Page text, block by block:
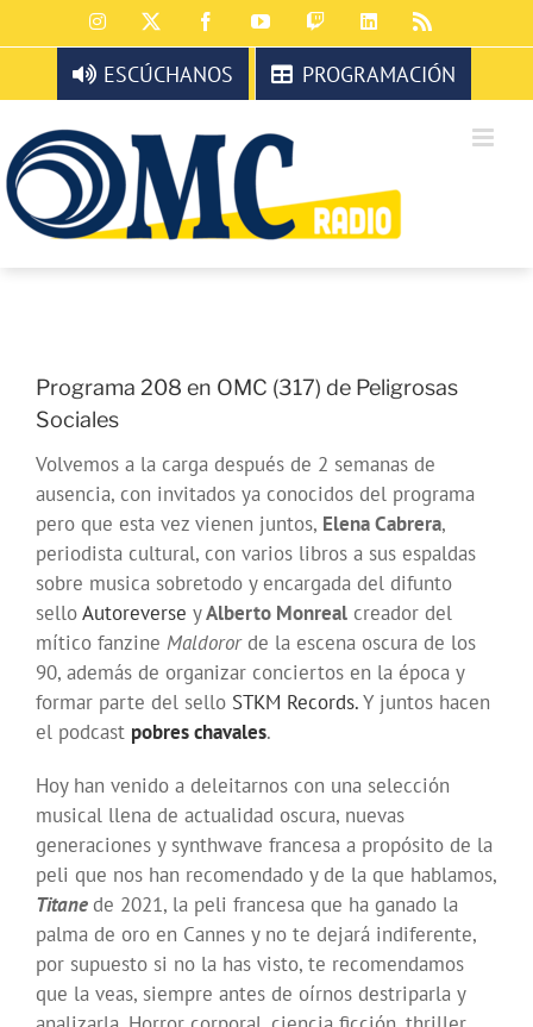
al
contenido
Instagram FacebookYouTubeTwitchLinkedIn
ESCÚCHANOS PROGRAMACIÓN
Programa 208 en OMC (317) de Peligrosas
Sociales
Volvemos a la carga después de 2 semanas de
ausencia, con invitados ya conocidos del programa
pero que esta vez vienen juntos, Elena Cabrera,
periodista cultural, con varios libros a sus espaldas
sobre musica sobretodo y encargada del difunto
selloAutoreverse yAlberto Monreal creador del
mítico fanzine Maldororde la escena oscura de los
90, además de organizar conciertos en la época y
formar parte del sello STKM Records.Y juntos hacen
el podcast pobres chavales.
Hoy han venido a deleitarnos con una selección
musical llena de actualidad oscura, nuevas
generaciones y synthwave francesa a propósito de la
peli que nos han recomendado y de la que hablamos,
Titanede 2021, la peli francesa que ha ganado la
palma de oro en Cannes y no te dejará indiferente,
por supuesto si no la has visto, te recomendamos
que la veas, siempre antes de oírnos destriparla y